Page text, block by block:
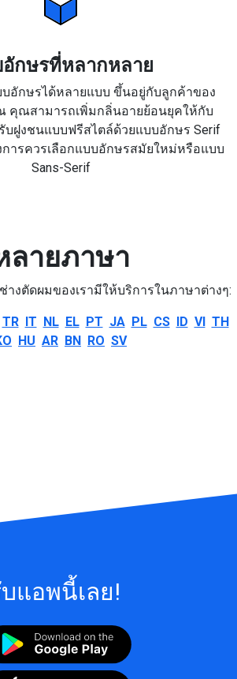
กษรที่หลากหลาย
อักษรได้หลายแบบ ขึ้นอยู่กับลูกค้าของ
คุณสามารถเพิ่มกลิ่นอายย้อนยุคให้กับ
ฝูงชนแบบฟรีสไตล์ด้วยแบบอักษร Serif
ารควรเลือกแบบอักษรสมัยใหม่หรือแบบ
Sans-Serif
ลายภาษา
างตัดผมของเรามีให้บริการในภาษาต่างๆ:
TR IT NL EL PT JA PL CS ID VI TH
HU AR BN RO SV
แอพนี้เลย!